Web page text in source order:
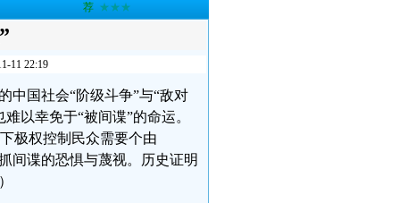
荐 ★★★
11 22:19
中国社会“阶级斗争”与“敌对
以幸免于“被间谍”的命运。
极权控制民众需要个由
间谍的恐惧与蔑视。历史证明